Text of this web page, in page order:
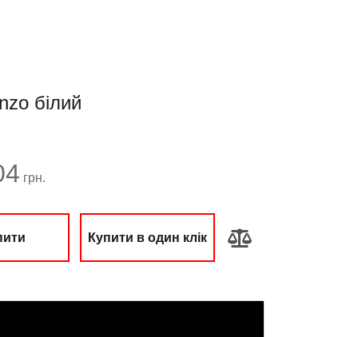
білий
грн.
Купити в один клік